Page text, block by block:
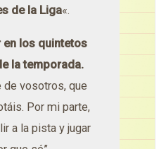
de la Liga«.
en los quintetos
la temporada.
de vosotros, que
Por mi parte,
a la pista y jugar